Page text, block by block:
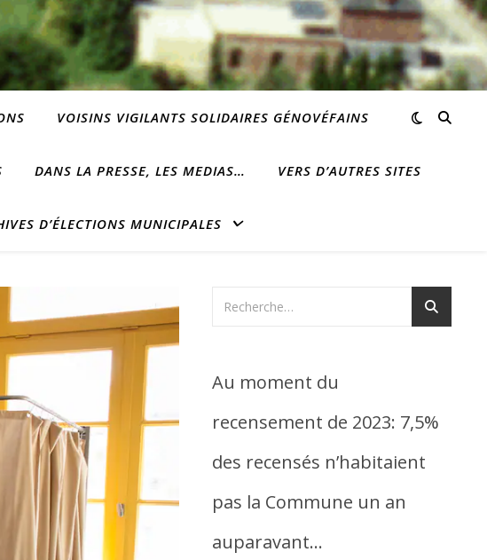
VOISINS VIGILANTS SOLIDAIRES GÉNOVÉFAINS
DANS LA PRESSE, LES MEDIAS… VERS D’AUTRES SITES
D’ÉLECTIONS MUNICIPALES
Au moment du
recensement de 2023: 7,5%
des recensés n’habitaient
pas la Commune un an
auparavant…